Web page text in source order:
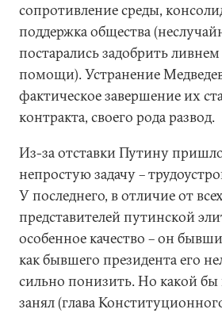
сопротивление среды,
поддержка общества
постарались задобрить
помощи). Устранение
фактическое завершение их
контракта, своего рода развод.
Из-за отставки Путину
непростую задачу –
У последнего, в отличие от
представителей путинской
особенное качество – он
как бывшего президента его
сильно понизить. Но какой
занял (глава